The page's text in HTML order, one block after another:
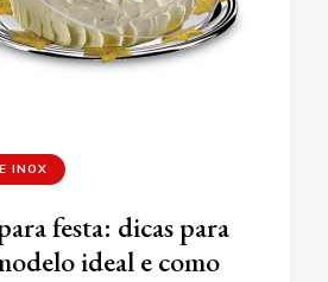
INOX
festa: dicas para
ideal e como